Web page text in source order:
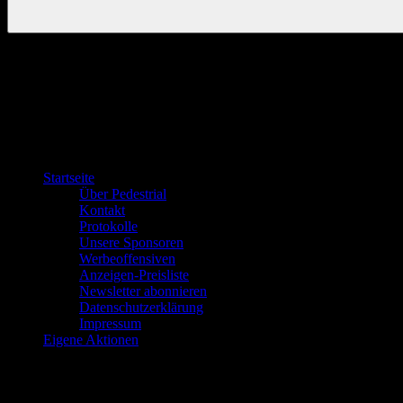
Startseite
Über Pedestrial
Kontakt
Protokolle
Unsere Sponsoren
Werbeoffensiven
Anzeigen-Preisliste
Newsletter abonnieren
Datenschutzerklärung
Impressum
Eigene Aktionen